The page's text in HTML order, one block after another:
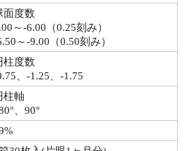
面度数
～-6.00（0.25刻み）
～-9.00（0.50刻み）
柱度数
、-1.25、-1.75
柱軸
、90°